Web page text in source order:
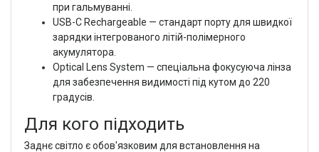
при гальмуванні.
USB-C Rechargeable — стандарт порту для швидкої
зарядки інтегрованого літій-полімерного
акумулятора.
Optical Lens System — спеціальна фокусуюча лінза
для забезпечення видимості під кутом до 220
градусів.
Для кого підходить
Заднє світло є обов'язковим для встановлення на